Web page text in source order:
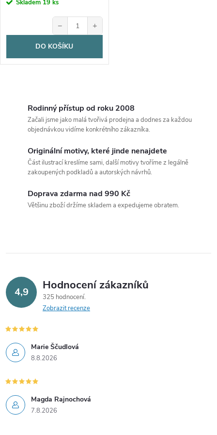
Skladem 19 ks
− +
DO KOŠÍKU
p
v
k
y
v
ý
p
i
Rodinný přístup od roku 2008
Začali jsme jako malá tvořivá prodejna a dodnes za každou
objednávkou vidíme konkrétního zákazníka.
Originální motivy, které jinde nenajdete
Část ilustrací kreslíme sami, další motivy tvoříme z legálně
zakoupených podkladů a autorských návrhů.
Doprava zdarma nad 990 Kč
Většinu zboží držíme skladem a expedujeme obratem.
4,9 Hodnocení zákazníků
325 hodnocení
Zobrazit recenze
Marie Ščudlová
8.8.2026
Magda Rajnochová
7.8.2026